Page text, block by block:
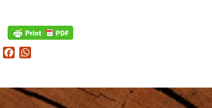
Facebook